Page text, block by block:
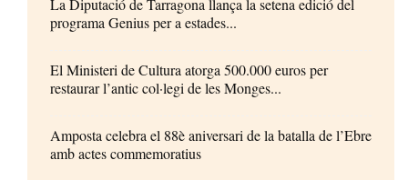
La Diputació de Tarragona llança la setena edició del
programa Genius per a estades...
El Ministeri de Cultura atorga 500.000 euros per
restaurar l’antic col·legi de les Monges...
Amposta celebra el 88è aniversari de la batalla de l’Ebre
amb actes commemoratius